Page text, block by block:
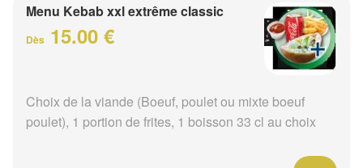
Menu Kebab xxl extrême classic
Dès 15.00 €
Choix de la viande (Boeuf, poulet ou mixte boeuf
poulet), 1 portion de frites, 1 boisson 33 cl au choix